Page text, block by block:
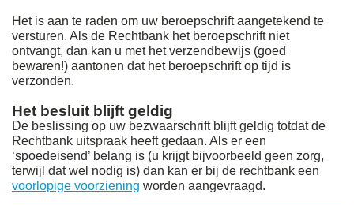
Het is aan te raden om uw beroepschrift aangetekend te
versturen. Als de Rechtbank het beroepschrift niet
ontvangt, dan kan u met het verzendbewijs (goed
bewaren!) aantonen dat het beroepschrift op tijd is
verzonden.
Het besluit blijft geldig
De beslissing op uw bezwaarschrift blijft geldig totdat de
Rechtbank uitspraak heeft gedaan. Als er een
‘spoedeisend’ belang is (u krijgt bijvoorbeeld geen zorg,
terwijl dat wel nodig is) dan kan er bij de rechtbank een
voorlopige voorziening worden aangevraagd.